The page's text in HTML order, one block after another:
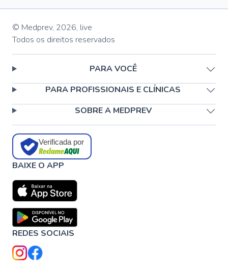
© Medprev, 2026, live
Todos os direitos reservados
PARA VOCÊ
PARA PROFISSIONAIS E CLÍNICAS
SOBRE A MEDPREV
Verificada por
BAIXE O APP
REDES SOCIAIS